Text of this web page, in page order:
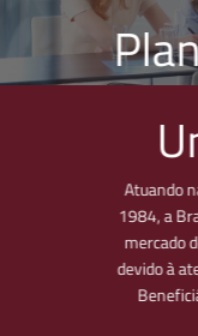
Atuando
1984, a
mercado
devido à